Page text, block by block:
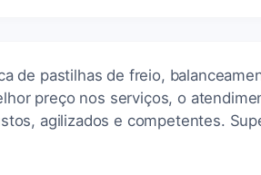
de pastilhas de freio,
preço nos serviços, o
agilizados e competentes.